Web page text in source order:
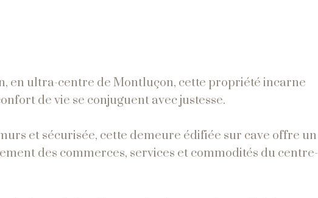
en ultra-centre de Montluçon, cette propriété incarne
de vie se conjuguent avec justesse.
et sécurisée, cette demeure édifiée sur cave offre un
des commerces, services et commodités du centre-